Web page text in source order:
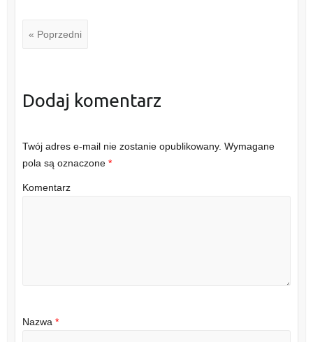
« Poprzedni
Dodaj komentarz
Twój adres e-mail nie zostanie opublikowany. Wymagane
pola są oznaczone *
Komentarz
Nazwa *